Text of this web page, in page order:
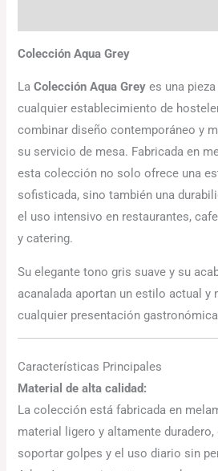
Colección Aqua Grey
LaColección Aqua Grey es una
cualquier establecimiento de
combinar diseño contemporáneo y
su servicio de mesa. Fabricada en
esta colección no solo ofrece una
sofisticada, sino también una
el uso intensivo en restaurantes,
y catering.
Su elegante tono gris suave y su
acanalada aportan un estilo actual y
cualquier presentación
Características Principales
Material de alta calidad:
La colección está fabricada en
material ligero y altamente duradero,
soportar golpes y el uso diario sin